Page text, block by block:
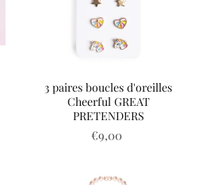
3 paires boucles d'oreilles
Cheerful GREAT
PRETENDERS
€9,00